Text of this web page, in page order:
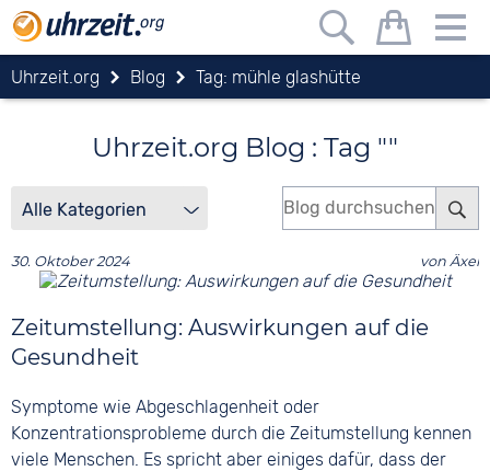
Uhrzeit.org Blog Tag: mühle glashütte
Uhrzeit.org Blog : Tag ""
30. Oktober 2024 von Äxel
Zeitumstellung: Auswirkungen auf die
Gesundheit
Symptome wie Abgeschlagenheit oder
Konzentrationsprobleme durch die Zeitumstellung kennen
viele Menschen. Es spricht aber einiges dafür, dass der